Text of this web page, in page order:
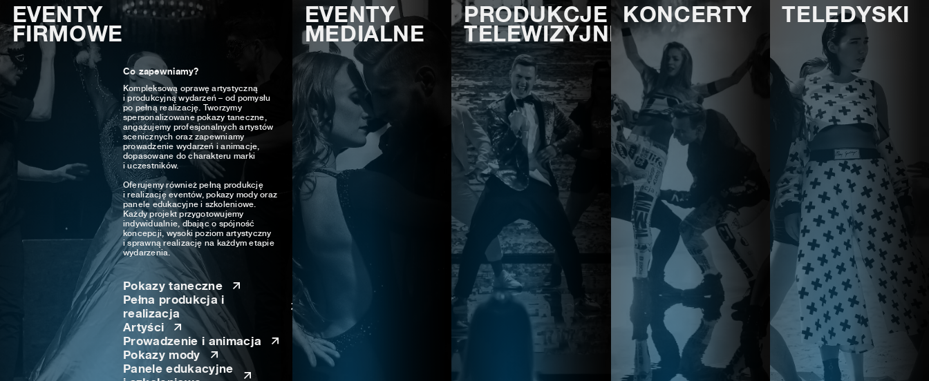
EVENTY
FIRMOWE
Co zapewniamy?
Kompleksową oprawę artystyczną
i produkcyjną wydarzeń – od pomysłu
po pełną realizację. Tworzymy
spersonalizowane pokazy taneczne,
angażujemy profesjonalnych artystów
scenicznych oraz zapewniamy
prowadzenie wydarzeń i animacje,
dopasowane do charakteru marki
i uczestników.
Oferujemy również pełną produkcję
i realizację eventów, pokazy mody oraz
panele edukacyjne i szkoleniowe.
Każdy projekt przygotowujemy
indywidualnie, dbając o spójność
koncepcji, wysoki poziom artystyczny
i sprawną realizację na każdym etapie
wydarzenia.
Pokazy taneczne
Pełna produkcja i
realizacja
Artyści
Prowadzenie i animacja
Pokazy mody
Panele edukacyjne
EVENTY
MEDIALNE
PRODUKCJE
TELEWIZYJNE
KONCERTY TELEDYSKI